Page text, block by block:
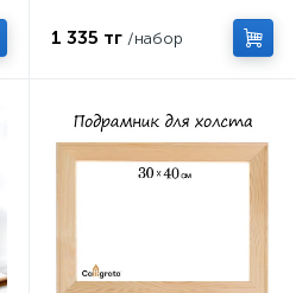
1 335 тг /набор